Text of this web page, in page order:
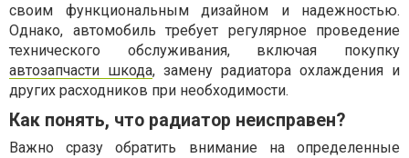
своим функциональным дизайном и надежностью.
Однако, автомобиль требует регулярное проведение
технического обслуживания, включая покупку
автозапчасти шкода, замену радиатора охлаждения и
других расходников при необходимости.
Как понять, что радиатор неисправен?
Важно сразу обратить внимание на определенные